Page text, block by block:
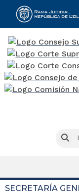
SECRETARÍA